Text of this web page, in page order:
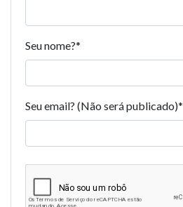
Seu nome?*
Seu email? (Não será publicado)*